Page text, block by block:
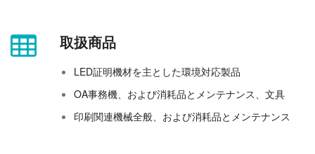
取扱商品
LED証明機材を主とした環境対応製品
OA事務機、および消耗品とメンテナンス、文具
印刷関連機械全般、および消耗品とメンテナンス